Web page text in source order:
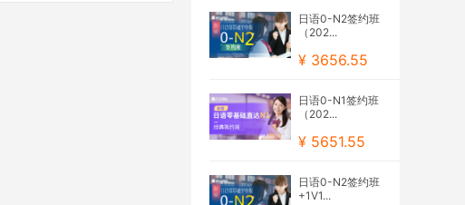
日语0-N2签约班
（202...
¥ 3656.55
日语0-N1签约班
（202...
¥ 5651.55
日语0-N2签约班
+1V1...